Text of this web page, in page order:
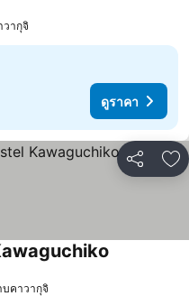
วากุจิ
ดูราคา
แชร์ เ
บคาวากุจิ